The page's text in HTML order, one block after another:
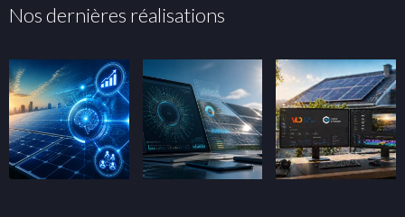
Nos dernières réalisations